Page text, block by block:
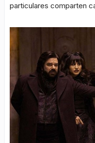
particulares comparten